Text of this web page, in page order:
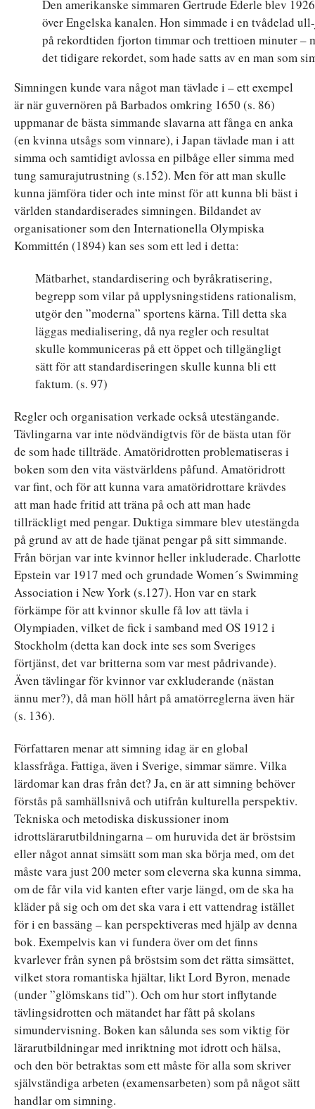
Den amerikanske simmaren Gertrude Ederle blev
över Engelska kanalen. Hon simmade i en tvådelad
på rekordtiden fjorton timmar och trettioen minuter –
det tidigare rekordet, som hade satts av en man som
Simningen kunde vara något man tävlade i – ett exempel
är när guvernören på Barbados omkring 1650 (s. 86)
uppmanar de bästa simmande slavarna att fånga en anka
(en kvinna utsågs som vinnare), i Japan tävlade man i att
simma och samtidigt avlossa en pilbåge eller simma med
tung samurajutrustning (s.152). Men för att man skulle
kunna jämföra tider och inte minst för att kunna bli bäst i
världen standardiserades simningen. Bildandet av
organisationer som den Internationella Olympiska
Kommittén (1894) kan ses som ett led i detta:
Mätbarhet, standardisering och byråkratisering,
begrepp som vilar på upplysningstidens rationalism,
utgör den ”moderna” sportens kärna. Till detta ska
läggas medialisering, då nya regler och resultat
skulle kommuniceras på ett öppet och tillgängligt
sätt för att standardiseringen skulle kunna bli ett
faktum. (s. 97)
Regler och organisation verkade också utestängande.
Tävlingarna var inte nödvändigtvis för de bästa utan för
de som hade tillträde. Amatöridrotten problematiseras i
boken som den vita västvärldens påfund. Amatöridrott
var fint, och för att kunna vara amatöridrottare krävdes
att man hade fritid att träna på och att man hade
tillräckligt med pengar. Duktiga simmare blev utestängda
på grund av att de hade tjänat pengar på sitt simmande.
Från början var inte kvinnor heller inkluderade. Charlotte
Epstein var 1917 med och grundade Women´s Swimming
Association i New York (s.127). Hon var en stark
förkämpe för att kvinnor skulle få lov att tävla i
Olympiaden, vilket de fick i samband med OS 1912 i
Stockholm (detta kan dock inte ses som Sveriges
förtjänst, det var britterna som var mest pådrivande).
Även tävlingar för kvinnor var exkluderande (nästan
ännu mer?), då man höll hårt på amatörreglerna även här
(s. 136).
Författaren menar att simning idag är en global
klassfråga. Fattiga, även i Sverige, simmar sämre. Vilka
lärdomar kan dras från det? Ja, en är att simning behöver
förstås på samhällsnivå och utifrån kulturella perspektiv.
Tekniska och metodiska diskussioner inom
idrottslärarutbildningarna – om huruvida det är bröstsim
eller något annat simsätt som man ska börja med, om det
måste vara just 200 meter som eleverna ska kunna simma,
om de får vila vid kanten efter varje längd, om de ska ha
kläder på sig och om det ska vara i ett vattendrag istället
för i en bassäng – kan perspektiveras med hjälp av denna
bok. Exempelvis kan vi fundera över om det finns
kvarlever från synen på bröstsim som det rätta simsättet,
vilket stora romantiska hjältar, likt Lord Byron, menade
(under ”glömskans tid”). Och om hur stort inflytande
tävlingsidrotten och mätandet har fått på skolans
simundervisning. Boken kan sålunda ses som viktig för
lärarutbildningar med inriktning mot idrott och hälsa,
och den bör betraktas som ett måste för alla som skriver
självständiga arbeten (examensarbeten) som på något sätt
handlar om simning.